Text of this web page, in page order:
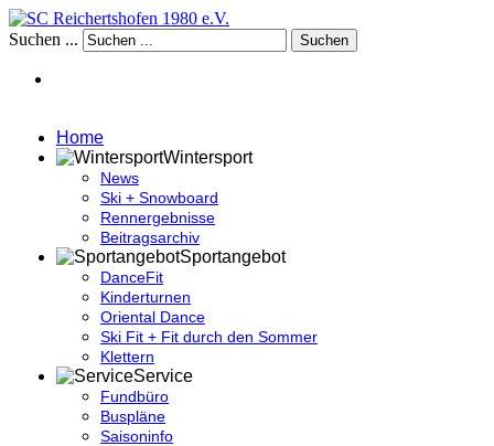
Suchen ... Suchen
Home
Wintersport
News
Ski + Snowboard
Rennergebnisse
Beitragsarchiv
Sportangebot
DanceFit
Kinderturnen
Oriental Dance
Ski Fit + Fit durch den Sommer
Klettern
Service
Fundbüro
Buspläne
Saisoninfo